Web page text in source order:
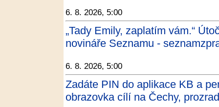
6. 8. 2026, 5:00
„Tady Emily, zaplatím vám.“
novináře Seznamu -
6. 8. 2026, 5:00
Zadáte PIN do aplikace KB a
obrazovka cílí na Čechy,